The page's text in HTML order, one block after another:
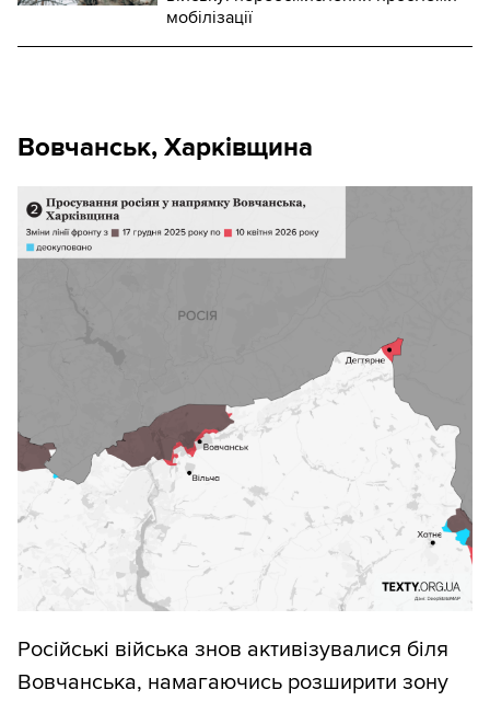
мобілізації
Вовчанськ, Харківщина
Російські війська знов активізувалися біля
Вовчанська, намагаючись розширити зону